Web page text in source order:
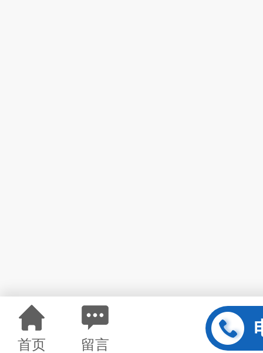
首页 留言